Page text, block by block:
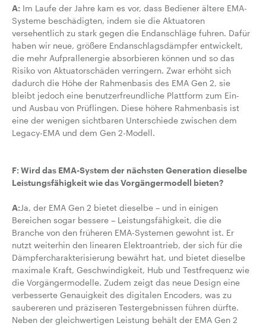
A: Im Laufe der Jahre kam es vor, dass Bediener ältere EMA-
Systeme beschädigten, indem sie die Aktuatoren
versehentlich zu stark gegen die Endanschläge fuhren. Dafür
haben wir neue, größere Endanschlagsdämpfer entwickelt,
die mehr Aufprallenergie absorbieren können und so das
Risiko von Aktuatorschäden verringern. Zwar erhöht sich
dadurch die Höhe der Rahmenbasis des EMA Gen 2, sie
bleibt jedoch eine benutzerfreundliche Plattform zum Ein-
und Ausbau von Prüflingen. Diese höhere Rahmenbasis ist
eine der wenigen sichtbaren Unterschiede zwischen dem
Legacy-EMA und dem Gen 2-Modell.
F: Wird das EMA-System der nächsten Generation dieselbe
Leistungsfähigkeit wie das Vorgängermodell bieten?
A: Ja, der EMA Gen 2 bietet dieselbe – und in einigen
Bereichen sogar bessere – Leistungsfähigkeit, die die
Branche von den früheren EMA-Systemen gewohnt ist. Er
nutzt weiterhin den linearen Elektroantrieb, der sich für die
Dämpfercharakterisierung bewährt hat, und bietet dieselbe
maximale Kraft, Geschwindigkeit, Hub und Testfrequenz wie
die Vorgängermodelle. Zudem zeigt das neue Design eine
verbesserte Genauigkeit des digitalen Encoders, was zu
saubereren und präziseren Testergebnissen führen dürfte.
Neben der gleichwertigen Leistung behält der EMA Gen 2